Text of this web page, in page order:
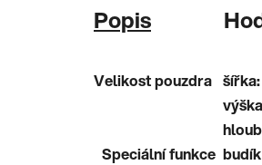
Popis
Velikost pouzdra
Speciální funkce budík